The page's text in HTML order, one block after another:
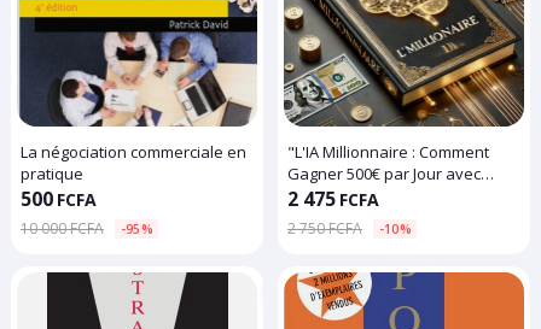
La négociation commerciale en
pratique
500 FCFA
10 000 FCFA -95%
"L'IA Millionnaire : Comment
Gagner 500€ par Jour avec
l’Intelligence Artificielle"
2 475 FCFA
2 750 FCFA -10%